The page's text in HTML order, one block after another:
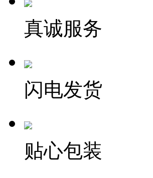
真诚服务
闪电发货
贴心包装